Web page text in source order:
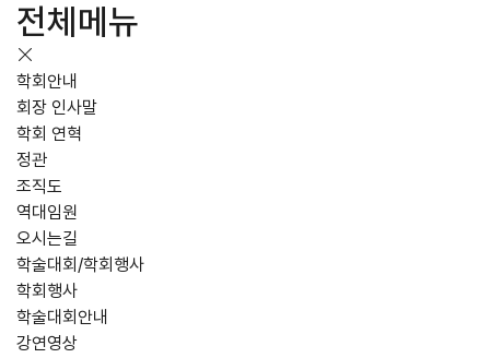
전체메뉴
학회안내
회장 인사말
학회 연혁
정관
조직도
역대임원
오시는길
학술대회/학회행사
학회행사
학술대회안내
강연영상